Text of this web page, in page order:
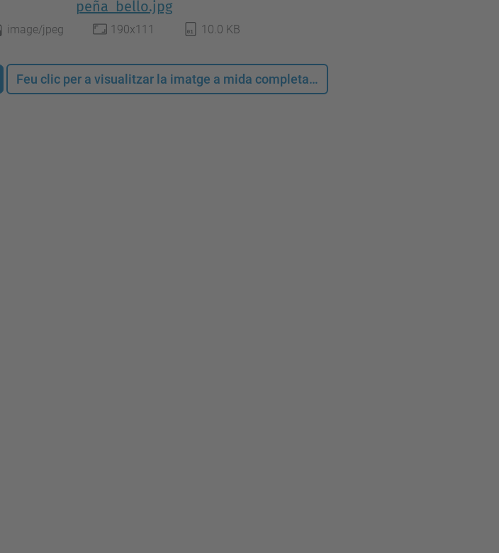
peña_bello.jpg
image/jpeg 190x111 10.0 KB
Feu clic per a visualitzar la imatge a mida completa…